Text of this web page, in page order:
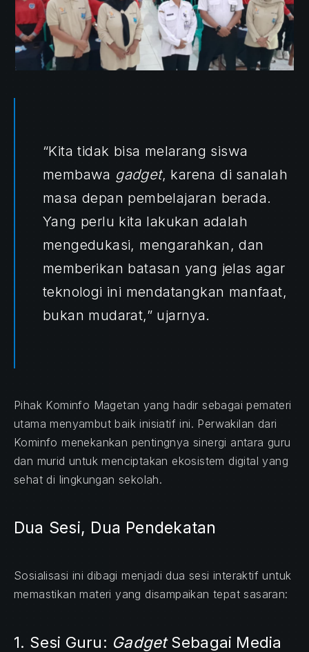
“Kita tidak bisa melarang siswa
membawa gadget, karena di sanalah
masa depan pembelajaran berada.
Yang perlu kita lakukan adalah
mengedukasi, mengarahkan, dan
memberikan batasan yang jelas agar
teknologi ini mendatangkan manfaat,
bukan mudarat,” ujarnya.
Pihak Kominfo Magetan yang hadir sebagai pemateri
utama menyambut baik inisiatif ini. Perwakilan dari
Kominfo menekankan pentingnya sinergi antara guru
dan murid untuk menciptakan ekosistem digital yang
sehat di lingkungan sekolah.
Dua Sesi, Dua Pendekatan
Sosialisasi ini dibagi menjadi dua sesi interaktif untuk
memastikan materi yang disampaikan tepat sasaran:
1. Sesi Guru: GadgetSebagai Media